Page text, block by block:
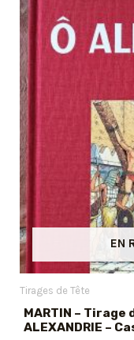
EN
Tirages de Tête
MARTIN – Tirage
ALEXANDRIE –